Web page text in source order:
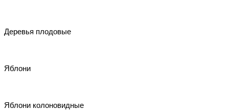
Деревья плодовые
Яблони
Яблони колоновидные